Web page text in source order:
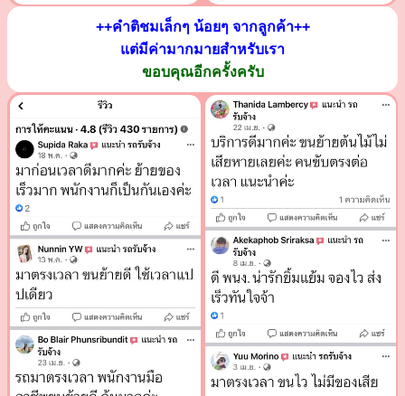
++คำติชมเล็กๆ น้อยๆ จากลูกค้า++
แต่มีค่ามากมายสำหรับเรา
ขอบคุณอีกครั้งครับ